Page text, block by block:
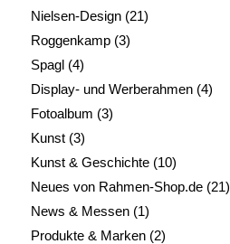
Nielsen-Design(21)
Roggenkamp(3)
Spagl(4)
Display- und Werberahmen(4)
Fotoalbum (3)
Kunst(3)
Kunst & Geschichte(10)
Neues von Rahmen-Shop.de(21)
News & Messen(1)
Produkte & Marken(2)